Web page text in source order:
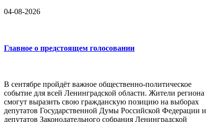
04-08-2026
Главное о предстоящем голосовании
В сентябре пройдёт важное общественно-политическое
событие для всей Ленинградской области. Жители региона
смогут выразить свою гражданскую позицию на выборах
депутатов Государственной Думы Российской Федерации и
депутатов Законодательного собрания Ленинградской